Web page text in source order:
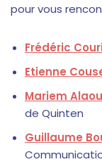
pour vous
Frédéric
Etienne
Mariem
de Quinten
Guillaume